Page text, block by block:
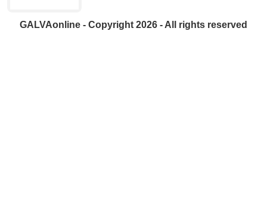
GALVAonline - Copyright 2026 - All rights reserved